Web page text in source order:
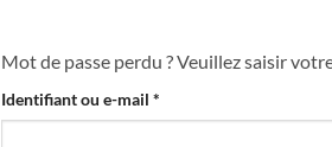
Mot de passe perdu ? Veuillez saisir
Identifiant ou e-mail *